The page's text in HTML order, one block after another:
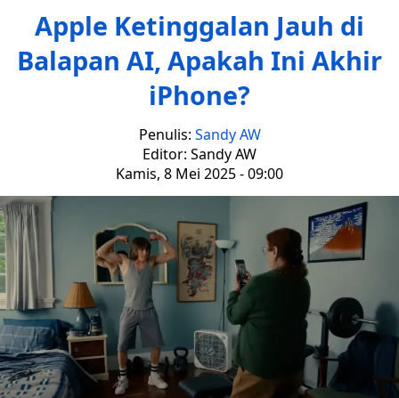
Apple Ketinggalan Jauh di
Balapan AI, Apakah Ini Akhir
iPhone?
Penulis: Sandy AW
Editor: Sandy AW
Kamis, 8 Mei 2025 - 09:00